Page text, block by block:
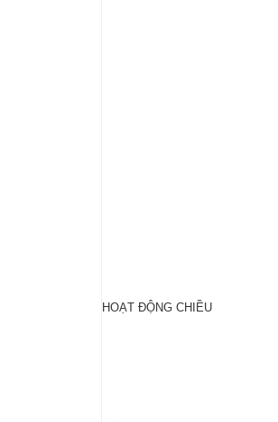
HOẠT ĐỘNG CHIỀU